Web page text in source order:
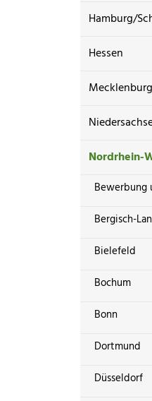
Hamburg/
Hessen
Nordrhein-
Bewerbung
Bergisch-
Bielefeld
Bochum
Bonn
Dortmund
Düsseldorf